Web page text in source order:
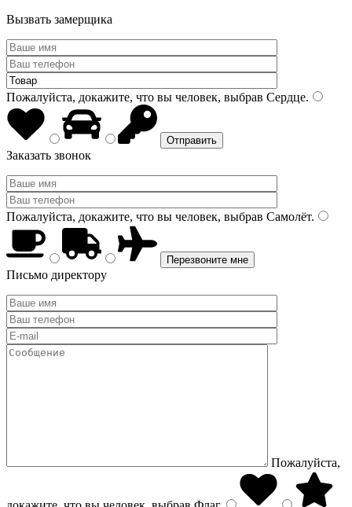
Вызвать замерщика
Пожалуйста, докажите, что вы человек, выбрав Сердце.
Заказать звонок
Пожалуйста, докажите, что вы человек, выбрав Самолёт.
Письмо директору
Пожалуйста,